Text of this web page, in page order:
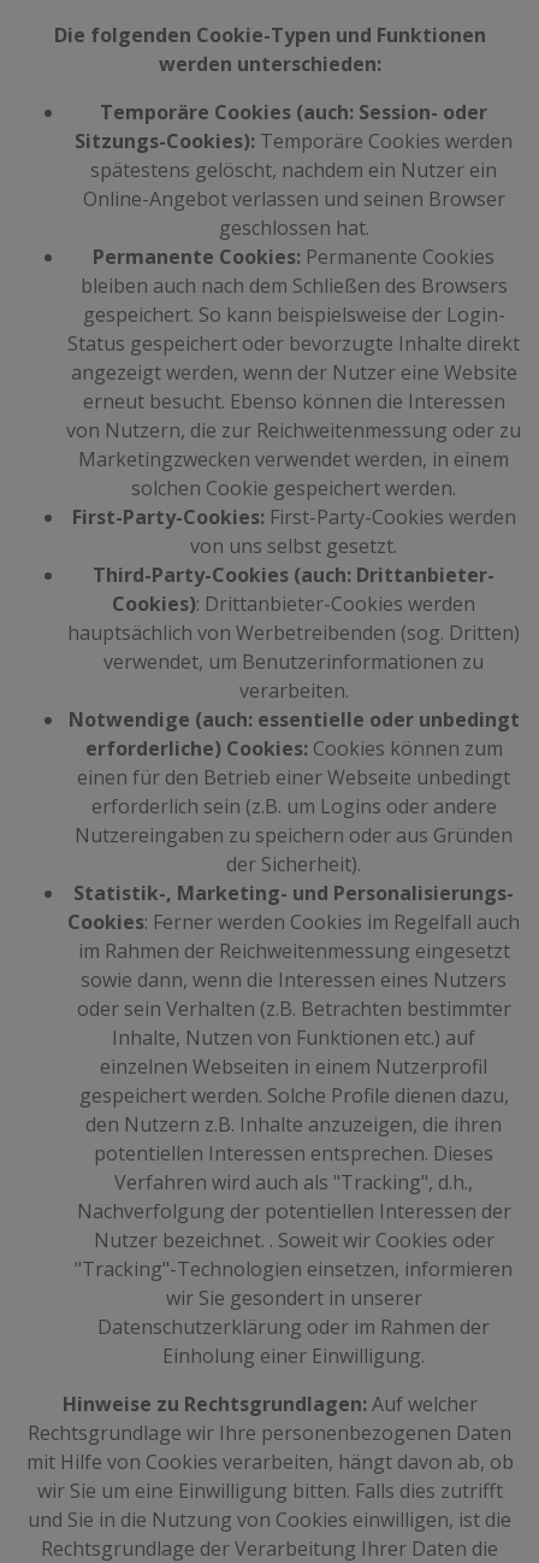
Die folgenden Cookie-Typen und Funktionen
werden unterschieden:
Temporäre Cookies (auch: Session- oder
Sitzungs-Cookies): Temporäre Cookies werden
spätestens gelöscht, nachdem ein Nutzer ein
Online-Angebot verlassen und seinen Browser
geschlossen hat.
Permanente Cookies: Permanente Cookies
bleiben auch nach dem Schließen des Browsers
gespeichert. So kann beispielsweise der Login-
Status gespeichert oder bevorzugte Inhalte direkt
angezeigt werden, wenn der Nutzer eine Website
erneut besucht. Ebenso können die Interessen
von Nutzern, die zur Reichweitenmessung oder zu
Marketingzwecken verwendet werden, in einem
solchen Cookie gespeichert werden.
First-Party-Cookies:First-Party-Cookies werden
von uns selbst gesetzt.
Third-Party-Cookies (auch: Drittanbieter-
Cookies): Drittanbieter-Cookies werden
hauptsächlich von Werbetreibenden (sog. Dritten)
verwendet, um Benutzerinformationen zu
verarbeiten.
Notwendige (auch: essentielle oder unbedingt
erforderliche) Cookies:Cookies können zum
einen für den Betrieb einer Webseite unbedingt
erforderlich sein (z.B. um Logins oder andere
Nutzereingaben zu speichern oder aus Gründen
der Sicherheit).
Statistik-, Marketing- und Personalisierungs-
Cookies: Ferner werden Cookies im Regelfall auch
im Rahmen der Reichweitenmessung eingesetzt
sowie dann, wenn die Interessen eines Nutzers
oder sein Verhalten (z.B. Betrachten bestimmter
Inhalte, Nutzen von Funktionen etc.) auf
einzelnen Webseiten in einem Nutzerprofil
gespeichert werden. Solche Profile dienen dazu,
den Nutzern z.B. Inhalte anzuzeigen, die ihren
potentiellen Interessen entsprechen. Dieses
Verfahren wird auch als "Tracking", d.h.,
Nachverfolgung der potentiellen Interessen der
Nutzer bezeichnet. . Soweit wir Cookies oder
"Tracking"-Technologien einsetzen, informieren
wir Sie gesondert in unserer
Datenschutzerklärung oder im Rahmen der
Einholung einer Einwilligung.
Hinweise zu Rechtsgrundlagen:Auf welcher
Rechtsgrundlage wir Ihre personenbezogenen Daten
mit Hilfe von Cookies verarbeiten, hängt davon ab, ob
wir Sie um eine Einwilligung bitten. Falls dies zutrifft
und Sie in die Nutzung von Cookies einwilligen, ist die
Rechtsgrundlage der Verarbeitung Ihrer Daten die